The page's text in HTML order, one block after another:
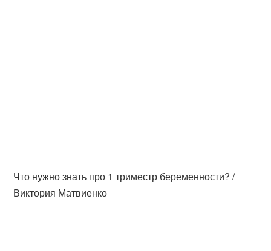
Что нужно знать про 1 триместр беременности? /
Виктория Матвиенко